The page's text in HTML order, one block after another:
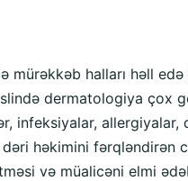
mürəkkəb halları həll
dermatologiya çox
infeksiyalar, allergiyalar,
həkimini fərqləndirən
və müalicəni elmi